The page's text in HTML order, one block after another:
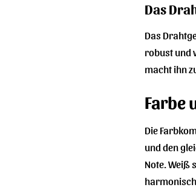
Das
Das
robust und
macht ihn
Farbe
Die
und den
Note. Weiß